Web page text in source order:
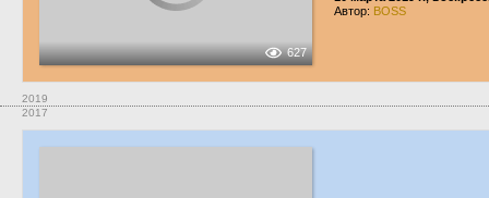
627
Автор: BOSS
2019
2017